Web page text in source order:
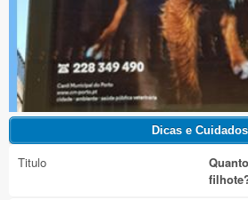
Titulo